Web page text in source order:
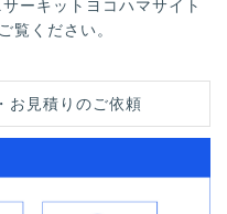
ーキットヨコハマサイト
覧ください。
お見積りのご依頼